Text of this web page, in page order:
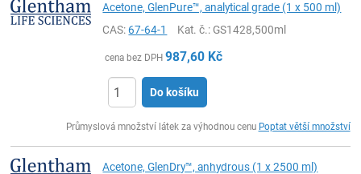
Acetone, GlenPure™, analytical grade (1 x 500 ml)
CAS:67-64-1 Kat. č.: GS1428,500ml
cena bez DPH 987,60 Kč
Do košíku
Průmyslová množství látek za výhodnou cenu Poptat větší množství
Acetone, GlenDry™, anhydrous (1 x 2500 ml)